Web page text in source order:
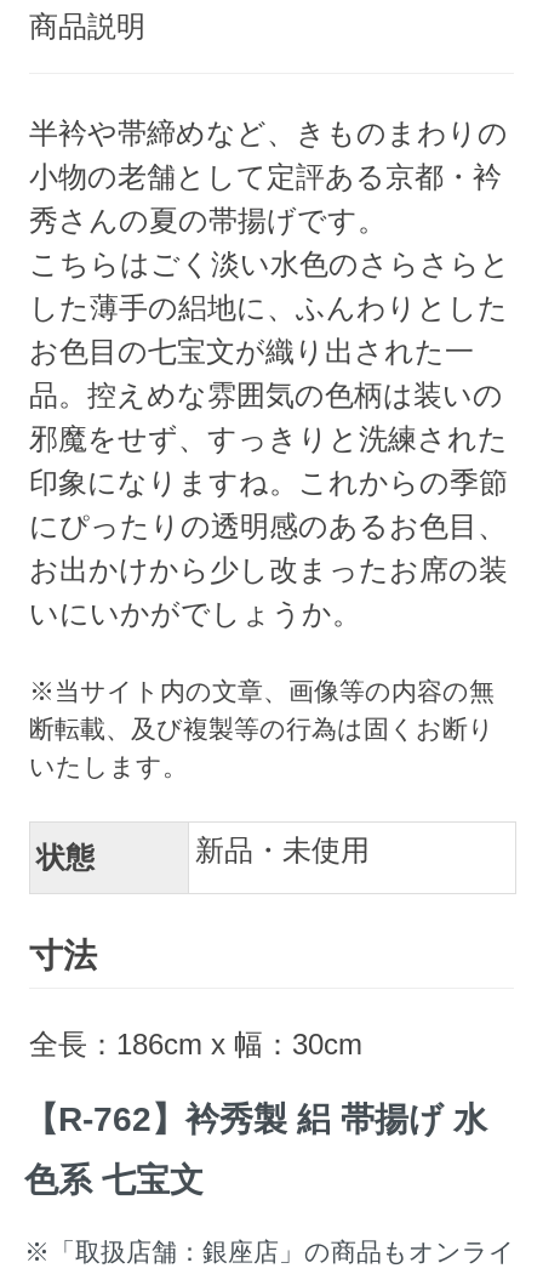
商品説明
半衿や帯締めなど、きものまわりの
小物の老舗として定評ある京都・衿
秀さんの夏の帯揚げです。
こちらはごく淡い水色のさらさらと
した薄手の絽地に、ふんわりとした
お色目の七宝文が織り出された一
品。控えめな雰囲気の色柄は装いの
邪魔をせず、すっきりと洗練された
印象になりますね。これからの季節
にぴったりの透明感のあるお色目、
お出かけから少し改まったお席の装
いにいかがでしょうか。
状態 新品・未使用
寸法
全長：186cm x 幅：30cm
【R-762】衿秀製 絽 帯揚げ 水
色系 七宝文
※「取扱店舗：銀座店」の商品もオンライ